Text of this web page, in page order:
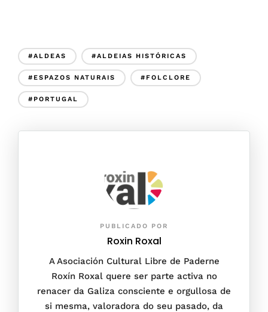
#ALDEAS #ALDEIAS HISTÓRICAS
#ESPAZOS NATURAIS #FOLCLORE
#PORTUGAL
PUBLICADO POR
Roxin Roxal
A Asociación Cultural Libre de Paderne
Roxín Roxal quere ser parte activa no
renacer da Galiza consciente e orgullosa de
si mesma, valoradora do seu pasado, da